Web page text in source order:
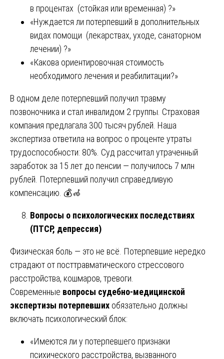
в процентах (стойкая или временная) ?»
«Нуждается ли потерпевший в дополнительных
видах помощи (лекарствах, уходе, санаторном
лечении) ?»
«Какова ориентировочная стоимость
необходимого лечения и реабилитации?»
В одном деле потерпевший получил травму
позвоночника и стал инвалидом 2 группы. Страховая
компания предлагала 300 тысяч рублей. Наша
экспертиза ответила на вопрос о проценте утраты
трудоспособности: 80%. Суд рассчитал утраченный
заработок за 15 лет до пенсии — получилось 7 млн
рублей. Потерпевший получил справедливую
компенсацию. 💰🦽
Вопросы о психологических последствиях
(ПТСР, депрессия)
Физическая боль — это не всё. Потерпевшие нередко
страдают от посттравматического стрессового
расстройства, кошмаров, тревоги.
Современные вопросы судебно-медицинской
экспертизы потерпевших обязательно должны
включать психологический блок:
«Имеются ли у потерпевшего признаки
психического расстройства, вызванного